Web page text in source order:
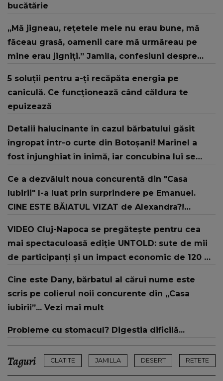
bucătărie
„Mă jigneau, rețetele mele nu erau bune, mă
făceau grasă, oamenii care mă urmăreau pe
mine erau jigniți.” Jamila, confesiuni despre
5 soluții pentru a-ți recăpăta energia pe
caniculă. Ce funcționează când căldura te
epuizează
Detalii halucinante în cazul bărbatului găsit
îngropat într-o curte din Botoșani! Marinel a
fost înjunghiat în inimă, iar concubina lui se
Ce a dezvăluit noua concurentă din "Casa
Iubirii" l-a luat prin surprindere pe Emanuel.
CINE ESTE BĂIATUL VIZAT de Alexandra?!
RECUNOSCUT IMEDIAT: "Am avut..."
VIDEO Cluj-Napoca se pregătește pentru cea
mai spectaculoasă ediție UNTOLD: sute de mii
de participanți și un impact economic de 120 de
Cine este Dany, bărbatul al cărui nume este
scris pe colierul noii concurente din „Casa
iubirii”... Vezi mai mult
Probleme cu stomacul? Digestia dificilă...
Taguri CLATITE JAMILLA DESERT RETETE